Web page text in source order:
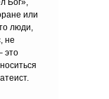
Бог»,
или
люди,
не
это